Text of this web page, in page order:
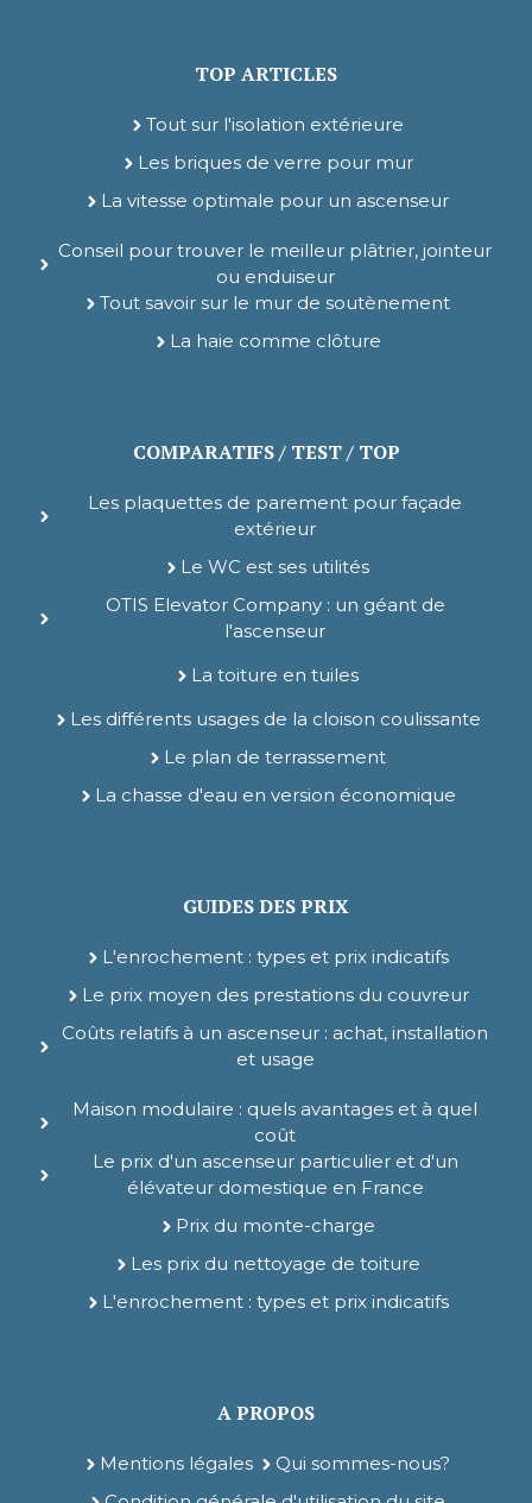
TOP ARTICLES
Tout sur l'isolation extérieure
Les briques de verre pour mur
La vitesse optimale pour un ascenseur
Conseil pour trouver le meilleur plâtrier, jointeur
ou enduiseur
Tout savoir sur le mur de soutènement
La haie comme clôture
COMPARATIFS / TEST / TOP
Les plaquettes de parement pour façade
extérieur
Le WC est ses utilités
OTIS Elevator Company : un géant de
l'ascenseur
La toiture en tuiles
Les différents usages de la cloison coulissante
Le plan de terrassement
La chasse d'eau en version économique
GUIDES DES PRIX
L'enrochement : types et prix indicatifs
Le prix moyen des prestations du couvreur
Coûts relatifs à un ascenseur : achat, installation
et usage
Maison modulaire : quels avantages et à quel
coût
Le prix d'un ascenseur particulier et d'un
élévateur domestique en France
Prix du monte-charge
Les prix du nettoyage de toiture
L'enrochement : types et prix indicatifs
A PROPOS
Mentions légales
Qui sommes-nous?